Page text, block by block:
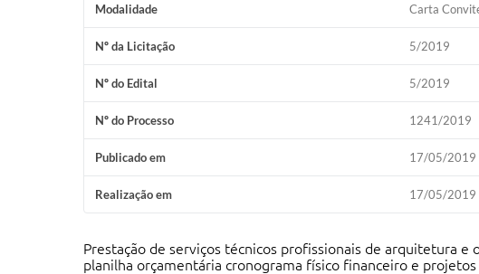
Modalidade Carta
Nº da Licitação 5/2019
Nº do Edital 5/2019
Nº do Processo 1241/2019
Publicado em 17/05/2019
Realização em 17/05/2019
Prestação de serviços técnicos profissionais de arquitetura
planilha orçamentária cronograma físico financeiro e